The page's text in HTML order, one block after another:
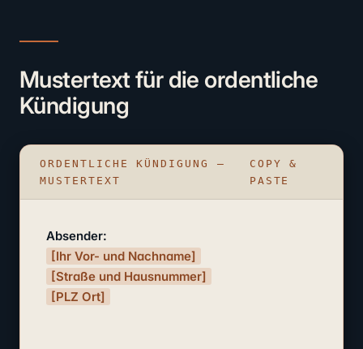
Mustertext für die ordentliche
Kündigung
ORDENTLICHE KÜNDIGUNG –
MUSTERTEXT
COPY &
PASTE
Absender:
[Ihr Vor- und Nachname]
[Straße und Hausnummer]
[PLZ Ort]